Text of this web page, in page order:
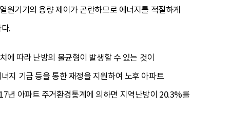
원기기의 용량 제어가 곤란하므로 에너지를 적절하게
.
따라 난방의 불균형이 발생할 수 있는 것이
지 기금 등을 통한 재정을 지원하여 노후 아파트
년 아파트 주거환경통계에 의하면 지역난방이 20.3%를